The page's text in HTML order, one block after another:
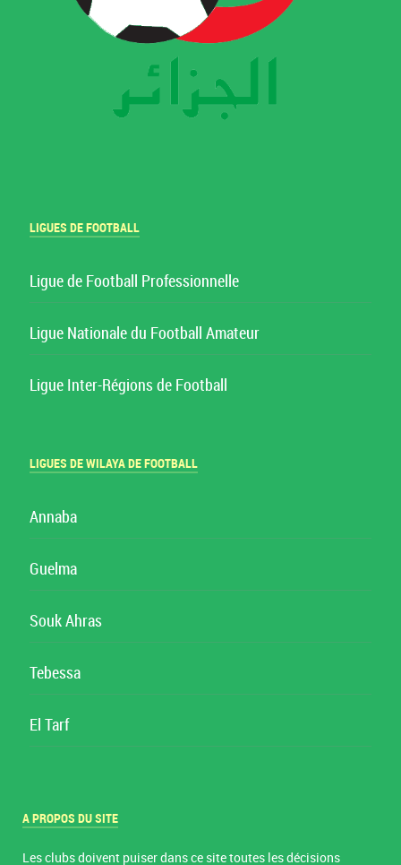
LIGUES DE FOOTBALL
Ligue de Football Professionnelle
Ligue Nationale du Football Amateur
Ligue Inter-Régions de Football
LIGUES DE WILAYA DE FOOTBALL
Annaba
Guelma
Souk Ahras
Tebessa
El Tarf
A PROPOS DU SITE
Les clubs doivent puiser dans ce site toutes les décisions